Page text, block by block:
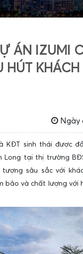
ÁN IZUMI
HÚT
Ngày
KĐT sinh thái được
Long tại thị trường
tượng sâu sắc với
bảo và chất lượng với